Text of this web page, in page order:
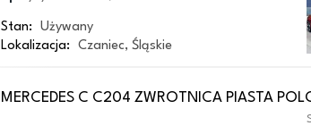
Stan:
Używany
Lokalizacja:
Czaniec, Śląskie
MERCEDES C C204 ZWROTNICA PIASTA